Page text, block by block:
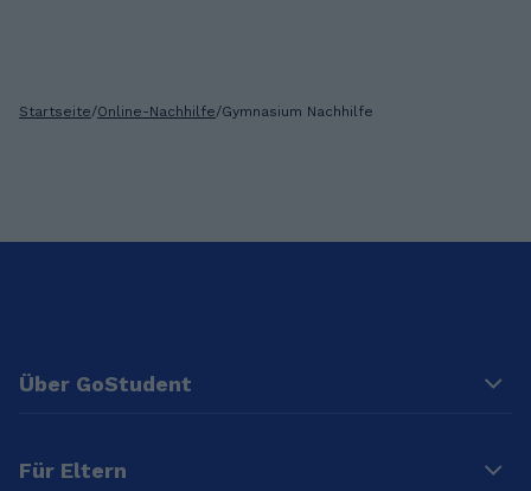
Startseite/Online-Nachhilfe/Gymnasium Nachhilfe
Über GoStudent
Für Eltern